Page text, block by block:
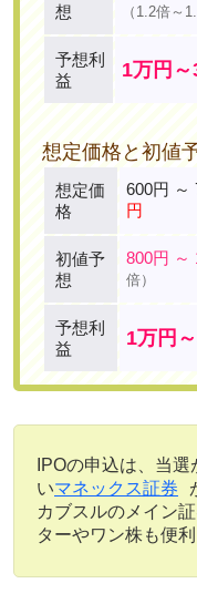
想
（1.2倍～
予想利
益
1万円～
想定価格と初値
想定価
格
600円 ～
円
初値予
想
800円 ～
倍）
予想利
益
1万円
IPOの申込は、当
いマネックス証券
カブスルのメイン証
ターやワン株も便